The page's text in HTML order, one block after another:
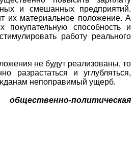
и смешанных предприятий.
их материальное положение. А
покупательную способность и
работу реального
не будут реализованы, то
разрастаться и углубляться,
непоправимый ущерб.
политическая